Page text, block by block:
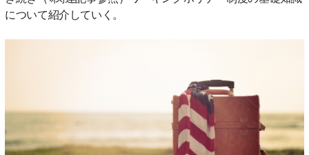
について紹介していく。